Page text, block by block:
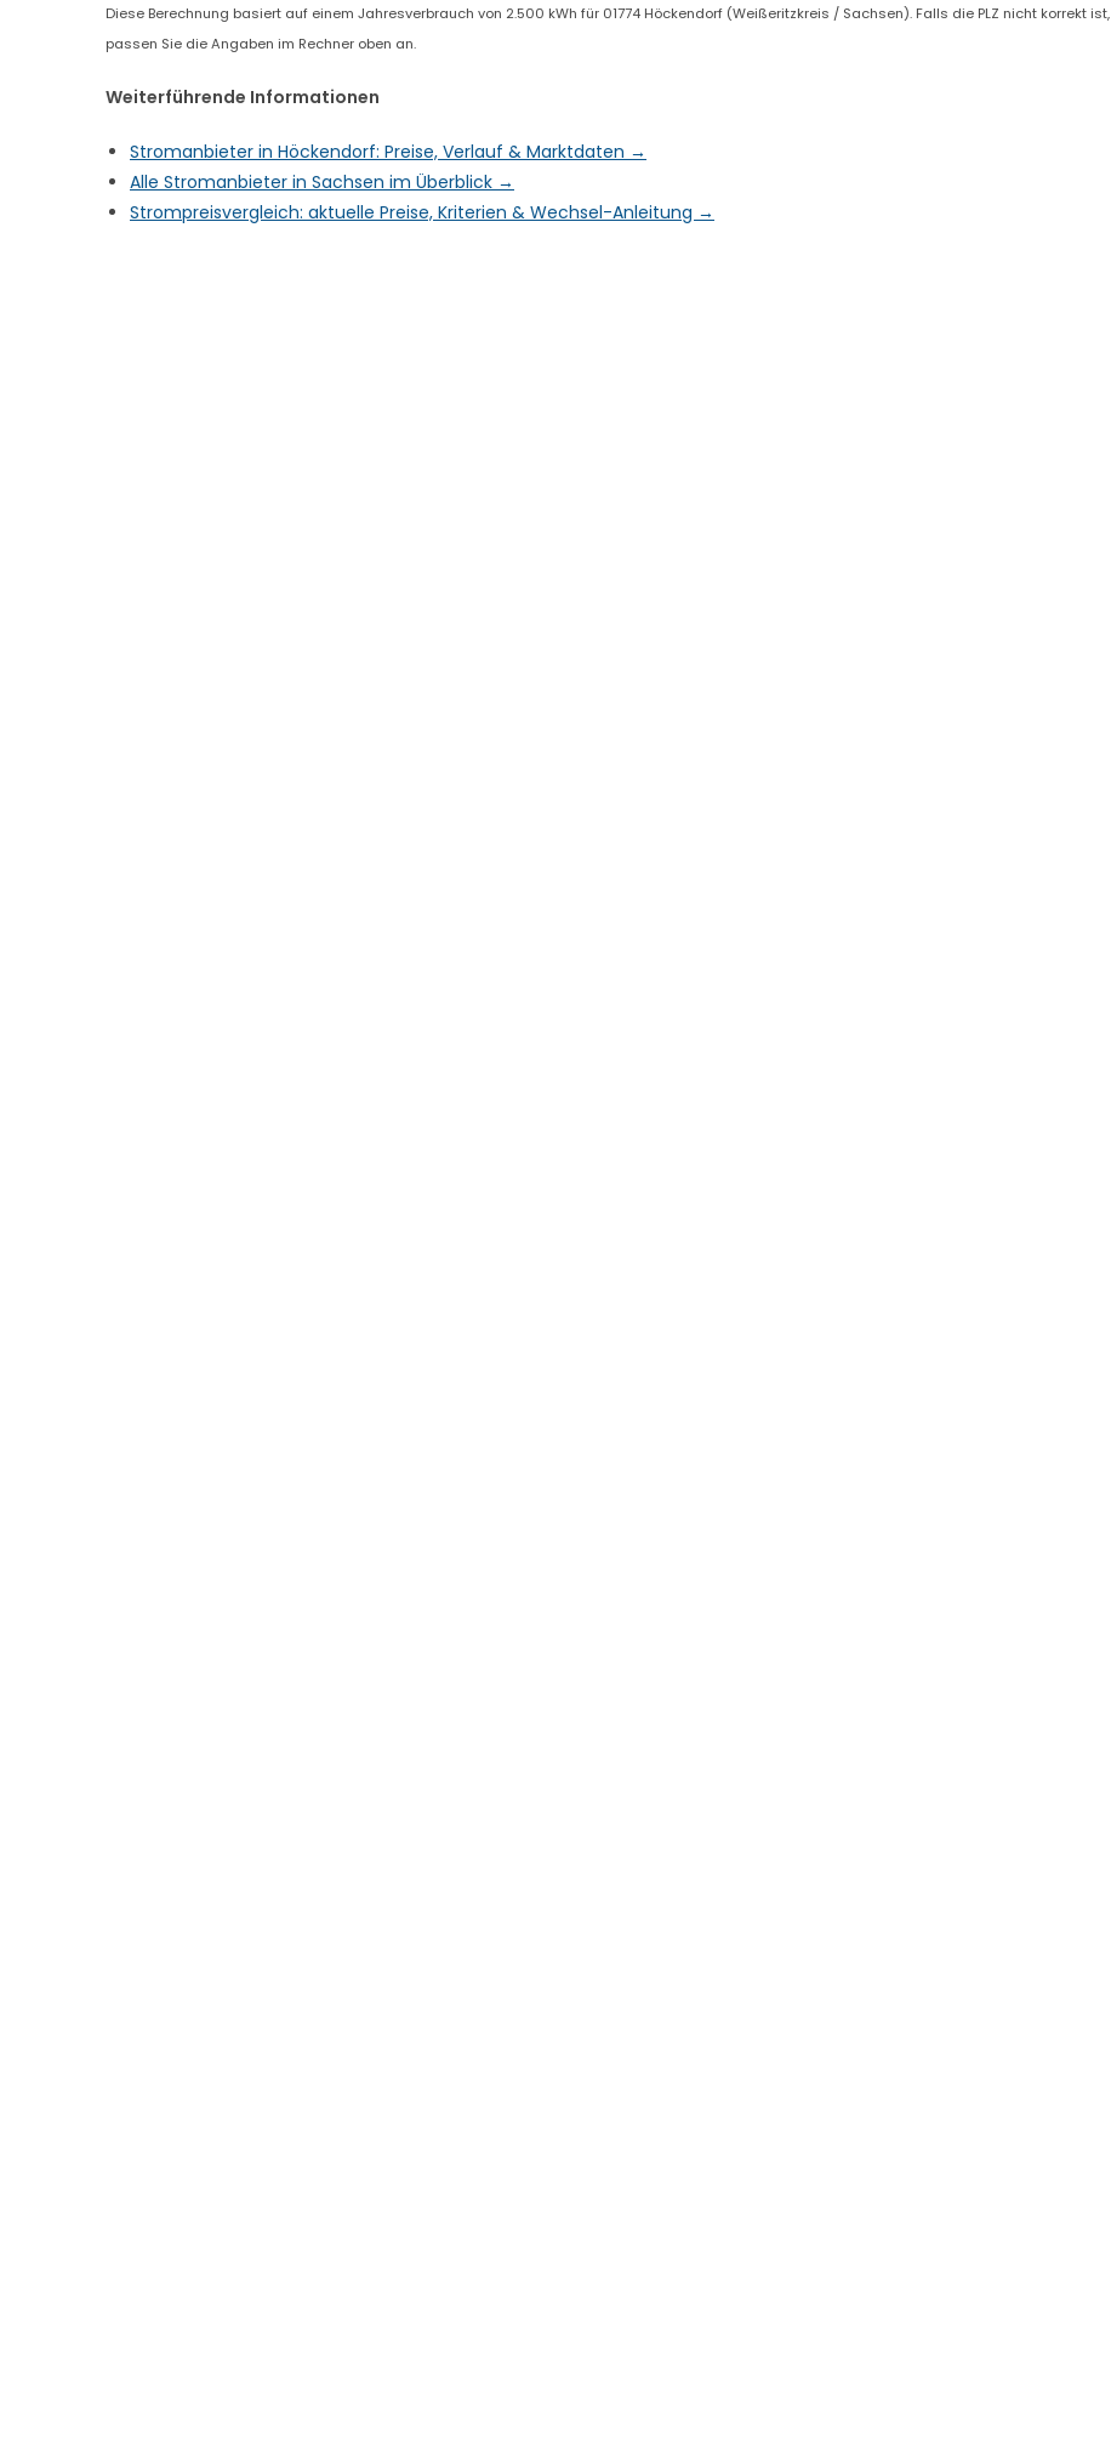
Diese Berechnung basiert auf einem Jahresverbrauch von 2.500 kWh für 01774 Höckendorf (Weißeritzkreis / Sachsen). Falls die PLZ nicht korrekt ist,
passen Sie die Angaben im Rechner oben an.
Weiterführende Informationen
Stromanbieter in Höckendorf: Preise, Verlauf & Marktdaten →
Alle Stromanbieter in Sachsen im Überblick →
Strompreisvergleich: aktuelle Preise, Kriterien & Wechsel-Anleitung →